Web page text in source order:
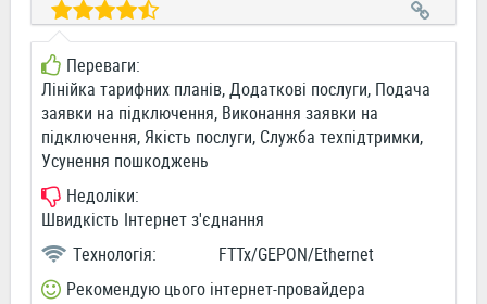
Переваги:
Лінійка тарифних планів, Додаткові послуги, Подача
заявки на підключення, Виконання заявки на
підключення, Якість послуги, Служба техпідтримки,
Усунення пошкоджень
Недоліки:
Швидкість Інтернет з'єднання
Технологія:
FTTx/GEPON/Ethernet
Рекомендую цього інтернет-провайдера